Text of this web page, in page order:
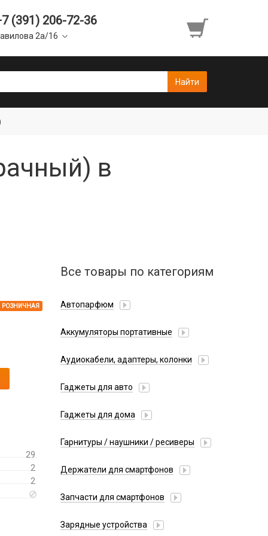
(391) 206-72-36
2а/16
в
РОЗНИЧНАЯ
29
2
2
Все товары по категориям
Автопарфюм
Аккумуляторы портативные
Аудиокабели, адаптеры, колонки
Аудиокабель
Колонки беспроводные
Гаджеты для авто
Парковочные автовизитки
Гаджеты для дома
Разное
Гарнитуры / наушники / ресиверы
Гарнитуры Bluetooth
Проводные USB-C
Держатели для смартфонов
Липперы
Запчасти для смартфонов
Антенны
Зарядные устройства